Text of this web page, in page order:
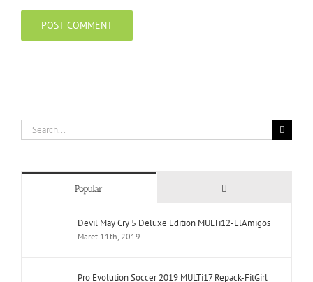
Search
for:
Popular Comments
Devil May Cry 5 Deluxe Edition MULTi12-ElAmigos
Maret 11th, 2019
Pro Evolution Soccer 2019 MULTi17 Repack-FitGirl